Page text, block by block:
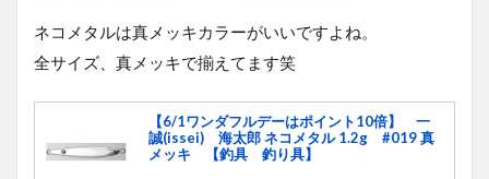
ネコメタルは真メッキカラーがいいですよね。
全サイズ、真メッキで揃えてます笑
【6/1ワンダフルデーはポイント10倍】 一
誠(issei) 海太郎 ネコメタル 1.2g #019 真
メッキ 【釣具 釣り具】